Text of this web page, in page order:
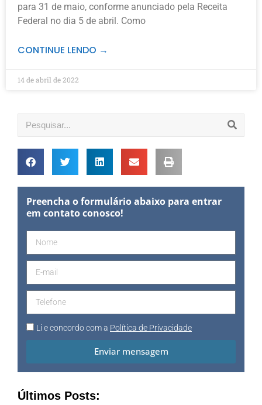
para 31 de maio, conforme anunciado pela Receita
Federal no dia 5 de abril. Como
CONTINUE LENDO →
14 de abril de 2022
Preencha o formulário abaixo para entrar
em contato conosco!
Li e concordo com a Política de Privacidade
Enviar mensagem
Últimos Posts: